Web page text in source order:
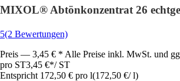
MIXOL® Abtönkonzentrat 26
5(2 Bewertungen)
Preis — 3,45 € * Alle Preise inkl. MwSt. und
pro ST3,45 €*/ ST
Entspricht 172,50 € pro l(172,50 €/ l)